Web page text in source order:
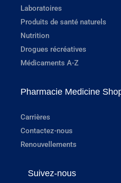
Laboratoires
Produits de santé naturels
Nutrition
Drogues récréatives
Médicaments A-Z
Pharmacie Medicine
Carrières
Contactez-nous
Renouvellements
Suivez-nous